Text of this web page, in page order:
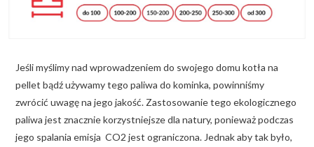
O NAS
ZAPISZ SIĘ
Jeśli myślimy nad wprowadzeniem do swojego domu kotła na
pellet bądź używamy tego paliwa do kominka, powinniśmy
zwrócić uwagę na jego jakość. Zastosowanie tego ekologicznego
paliwa jest znacznie korzystniejsze dla natury, ponieważ podczas
jego spalania emisja CO2 jest ograniczona. Jednak aby tak było,